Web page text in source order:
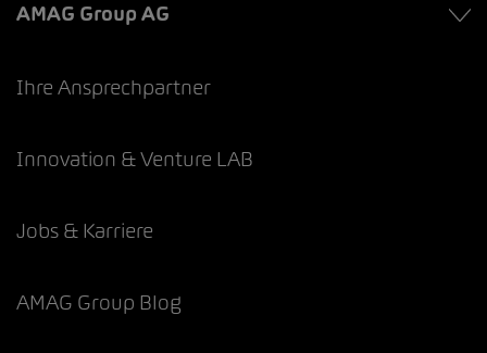
AMAG Group AG
Ihre Ansprechpartner
Innovation & Venture LAB
Jobs & Karriere
AMAG Group Blog